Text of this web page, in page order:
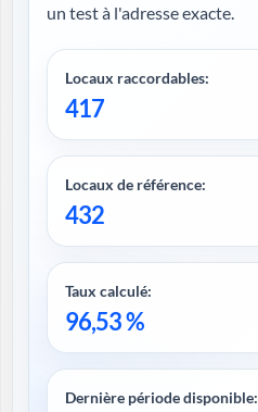
un test à l'adresse exacte.
Locaux raccordables:
417
Locaux de référence:
432
Taux calculé:
96,53 %
Dernière période disponible: